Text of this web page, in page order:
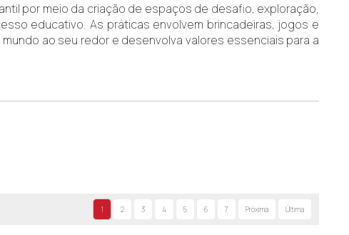
por meio da criação de espaços de desafio, exploração,
educativo. As práticas envolvem brincadeiras, jogos e
ao seu redor e desenvolva valores essenciais para a
o CEI mais próximo para esclarecimentos, das
1 2 3 4 5 6 7 Próxima Última